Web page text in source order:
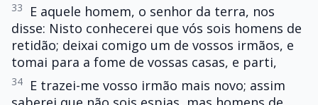
33
E aquele homem, o senhor da terra, nos
disse: Nisto conhecerei que vós sois homens de
retidão; deixai comigo um de vossos irmãos, e
tomai para a fome de vossas casas, e parti,
34
E trazei-me vosso irmão mais novo; assim